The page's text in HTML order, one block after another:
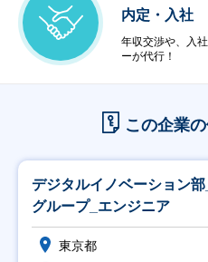
内定・入社
年収交渉や、入
ーが代行！
この企業
デジタルイノベーション
グループ_エンジニア
東京都